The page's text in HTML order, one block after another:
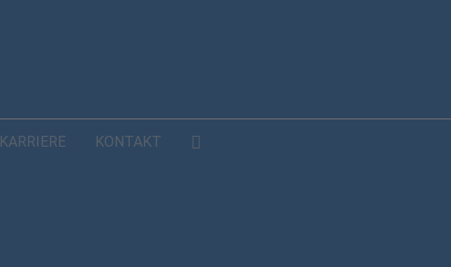
KARRIERE KONTAKT